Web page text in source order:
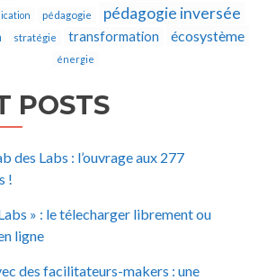
pédagogie pédagogie inversée
stratégie transformation écosystème
énergie
POSTS
des Labs : l’ouvrage aux 277
!
» : le télecharger librement ou
ligne
des facilitateurs-makers : une